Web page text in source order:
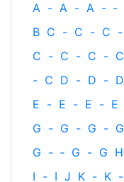
A - A - A - ‐
B C - C - C -
C - C - C - C
- C D - D - D
E - E - E - E
G - G - G - G
G - ‐ G - G H
I - I J K - K -